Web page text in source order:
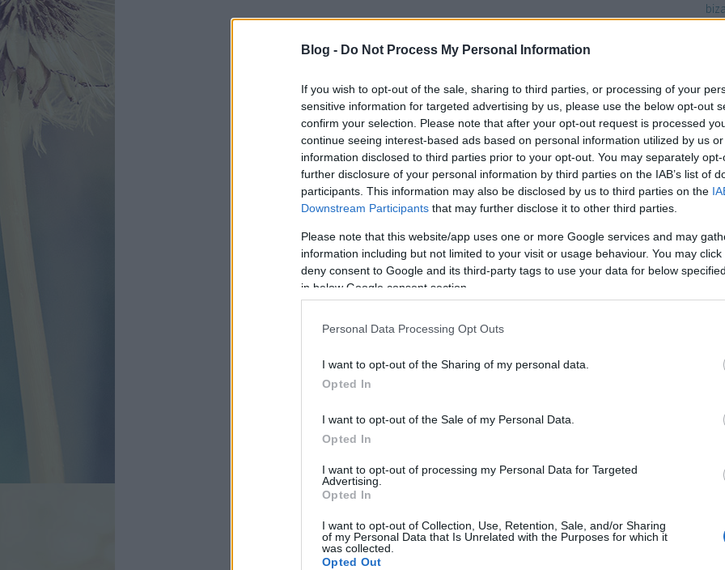
Blog - Do Not Process My Personal Information
If you wish to opt-out of the sale, sharing to third parties, or processing of your
sensitive information for targeted advertising by us, please use the below opt-out
confirm your selection. Please note that after your opt-out request is processed
continue seeing interest-based ads based on personal information utilized by us
information disclosed to third parties prior to your opt-out. You may separately
further disclosure of your personal information by third parties on the IAB’s list of
participants. This information may also be disclosed by us to third parties on the
Downstream Participants that may further disclose it to other third parties.
Please note that this website/app uses one or more Google services and may
information including but not limited to your visit or usage behaviour. You may
deny consent to Google and its third-party tags to use your data for below
in below Google consent section.
Personal Data Processing Opt Outs
I want to opt-out of the Sharing of my personal data.
Opted In
I want to opt-out of the Sale of my Personal Data.
Opted In
I want to opt-out of processing my Personal Data for Targeted
Advertising.
Opted In
I want to opt-out of Collection, Use, Retention, Sale, and/or Sharing
of my Personal Data that Is Unrelated with the Purposes for which it
was collected.
Opted Out
nők
látni
az